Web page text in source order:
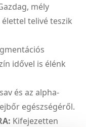
mély
telivé teszik
idővel is élénk
és az alpha-
egészségéről.
Kifejezetten